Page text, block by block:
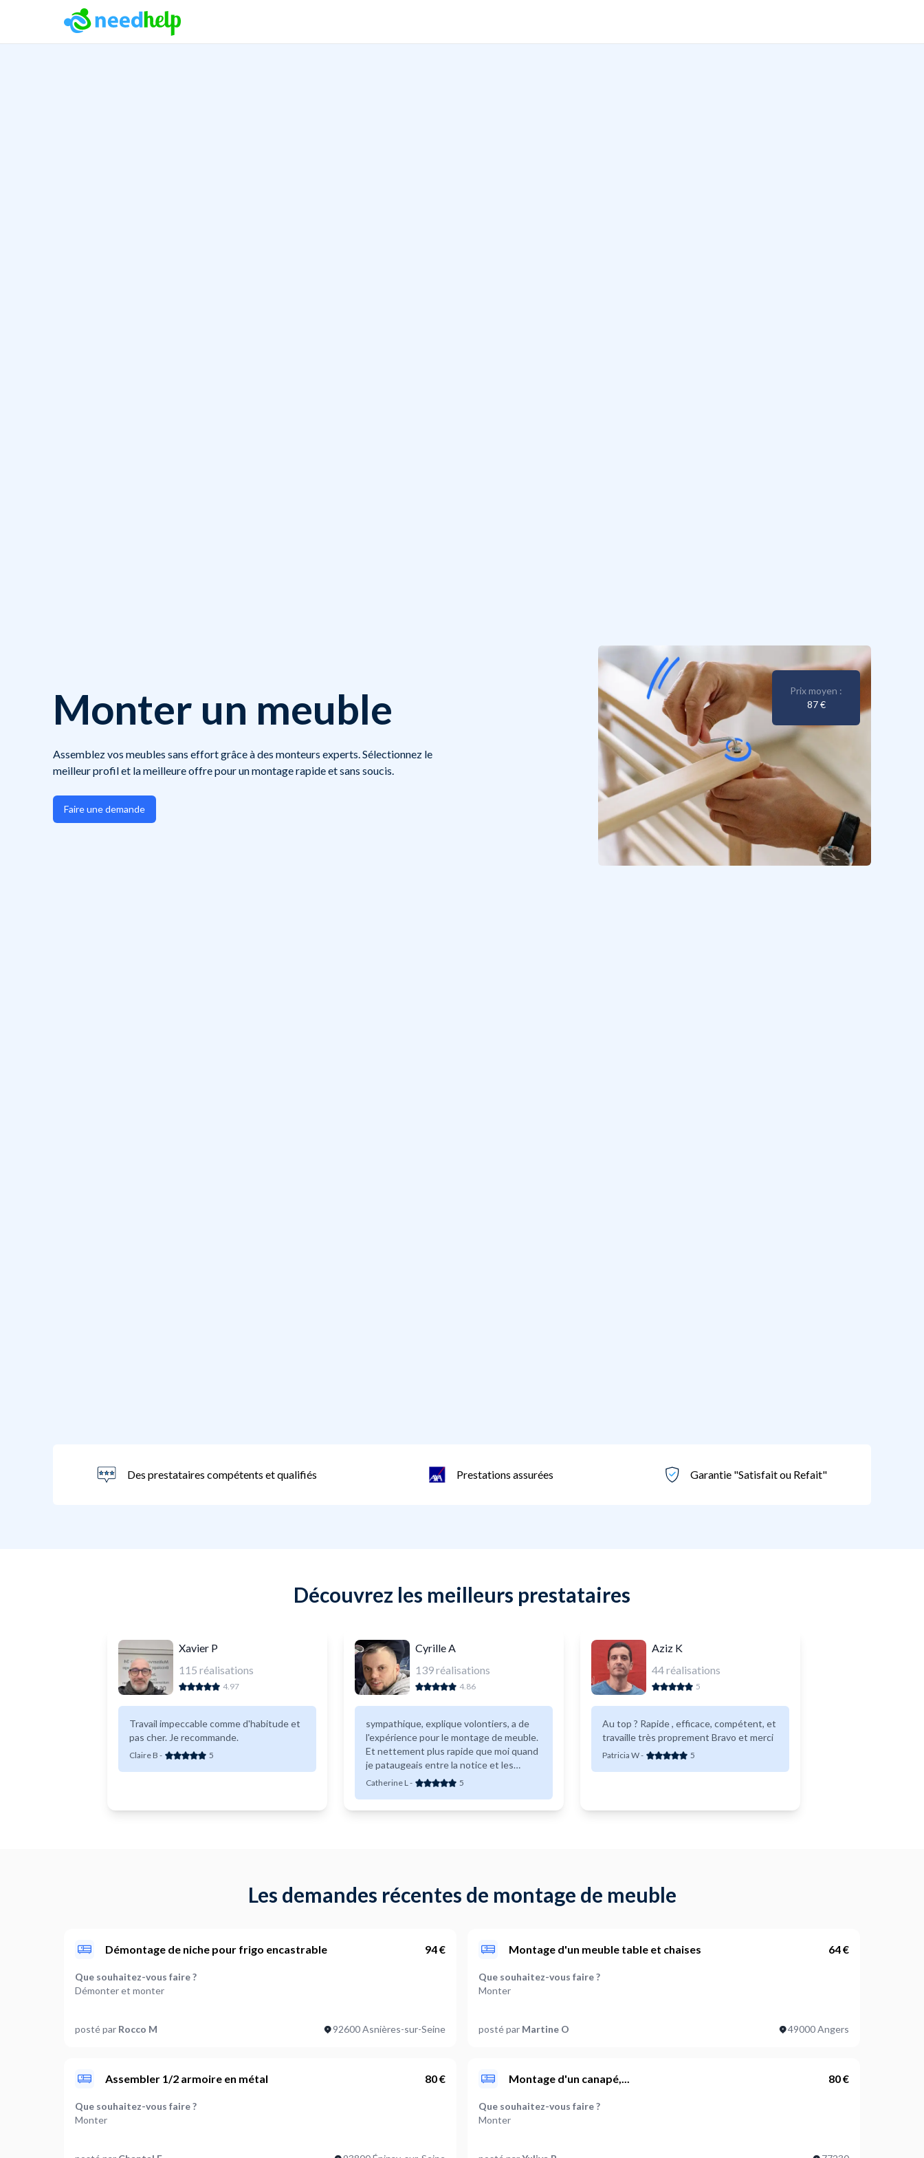
Monter un meuble
Assemblez vos meubles sans effort grâce à des monteurs experts. Sélectionnez le
meilleur profil et la meilleure offre pour un montage rapide et sans soucis.
Faire une demande
Prix moyen :
87 €
Des prestataires compétents et qualifiés Prestations assurées Garantie "Satisfait ou Refait"
Découvrez les meilleurs prestataires
Xavier P
115 réalisations
4.97
Travail impeccable comme d'habitude et
pas cher. Je recommande.
Claire B - 5
Cyrille A
139réalisations
4.86
sympathique, explique volontiers, a de
l'expérience pour le montage de meuble.
Et nettement plus rapide que moi quand
je pataugeais entre la notice et les
innombrables pièces fournies ! Il avait eu
Catherine L- 5
Aziz K
44réalisations
5
Au top ? Rapide , efficace, compétent, et
travaille très proprement Bravo et merci
Patricia W- 5
Les demandes récentes de montage de meuble
Démontage de niche pour frigo encastrable 94 €
Que souhaitez-vous faire ?
Démonter et monter
IKEA
Autre: 2
Les meubles ont-ils besoin d'être fixés au mur ?
Oui
À définir ensemble
posté par Rocco M 92600 Asnières-sur-Seine
Montage d'un meuble table et chaises 64 €
Que souhaitez-vous faire ?
Monter
Table: 1,Chaise ou fauteuil: 6
Non
Où en êtes-vous dans votre projet ?
Je suis prêt à démarrer
posté par Martine O 49000 Angers
Assembler 1/2 armoire en métal 80 €
Que souhaitez-vous faire ?
Monter
Montage d'un canapé,... 80 €
Que souhaitez-vous faire ?
Monter